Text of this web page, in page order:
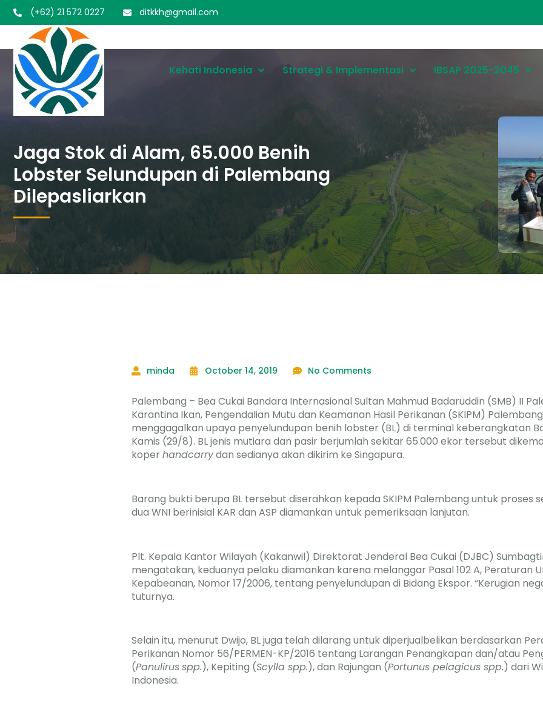
(+62) 21 572 0227 ditkkh@gmail.com
Kehati Indonesia Strategi & Implementasi IBSAP 2025-2045
Jaga Stok di Alam, 65.000 Benih
Lobster Selundupan di Palembang
Dilepasliarkan
minda October 14, 2019 No Comments
Palembang – Bea Cukai Bandara Internasional Sultan Mahmud Badaruddin (SMB) II
Karantina Ikan, Pengendalian Mutu dan Keamanan Hasil Perikanan (SKIPM)
menggagalkan upaya penyelundupan benih lobster (BL) di terminal keberangkatan
Kamis (29/8). BL jenis mutiara dan pasir berjumlah sekitar 65.000 ekor tersebut
koperhandcarrydan sedianya akan dikirim ke Singapura.
Barang bukti berupa BL tersebut diserahkan kepada SKIPM Palembang untuk proses
dua WNI berinisial KAR dan ASP diamankan untuk pemeriksaan lanjutan.
Plt. Kepala Kantor Wilayah (Kakanwil) Direktorat Jenderal Bea Cukai (DJBC)
mengatakan, keduanya pelaku diamankan karena melanggar Pasal 102 A, Peraturan
Kepabeanan, Nomor 17/2006, tentang penyelundupan di Bidang Ekspor. “Kerugian
tuturnya.
Selain itu, menurut Dwijo, BL juga telah dilarang untuk diperjualbelikan berdasarkan
Perikanan Nomor 56/PERMEN-KP/2016 tentang Larangan Penangkapan dan/atau
(Panulirusspp.), Kepiting (Scylla spp.), dan Rajungan (Portunus pelagicus spp.) dari
Indonesia.